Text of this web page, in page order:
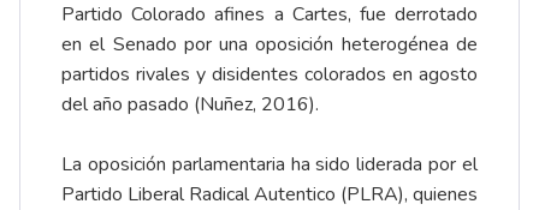
Partido Colorado afines a Cartes, fue derrotado
en el Senado por una oposición heterogénea de
partidos rivales y disidentes colorados en agosto
del año pasado (Nuñez, 2016).
La oposición parlamentaria ha sido liderada por el
Partido Liberal Radical Autentico (PLRA), quienes